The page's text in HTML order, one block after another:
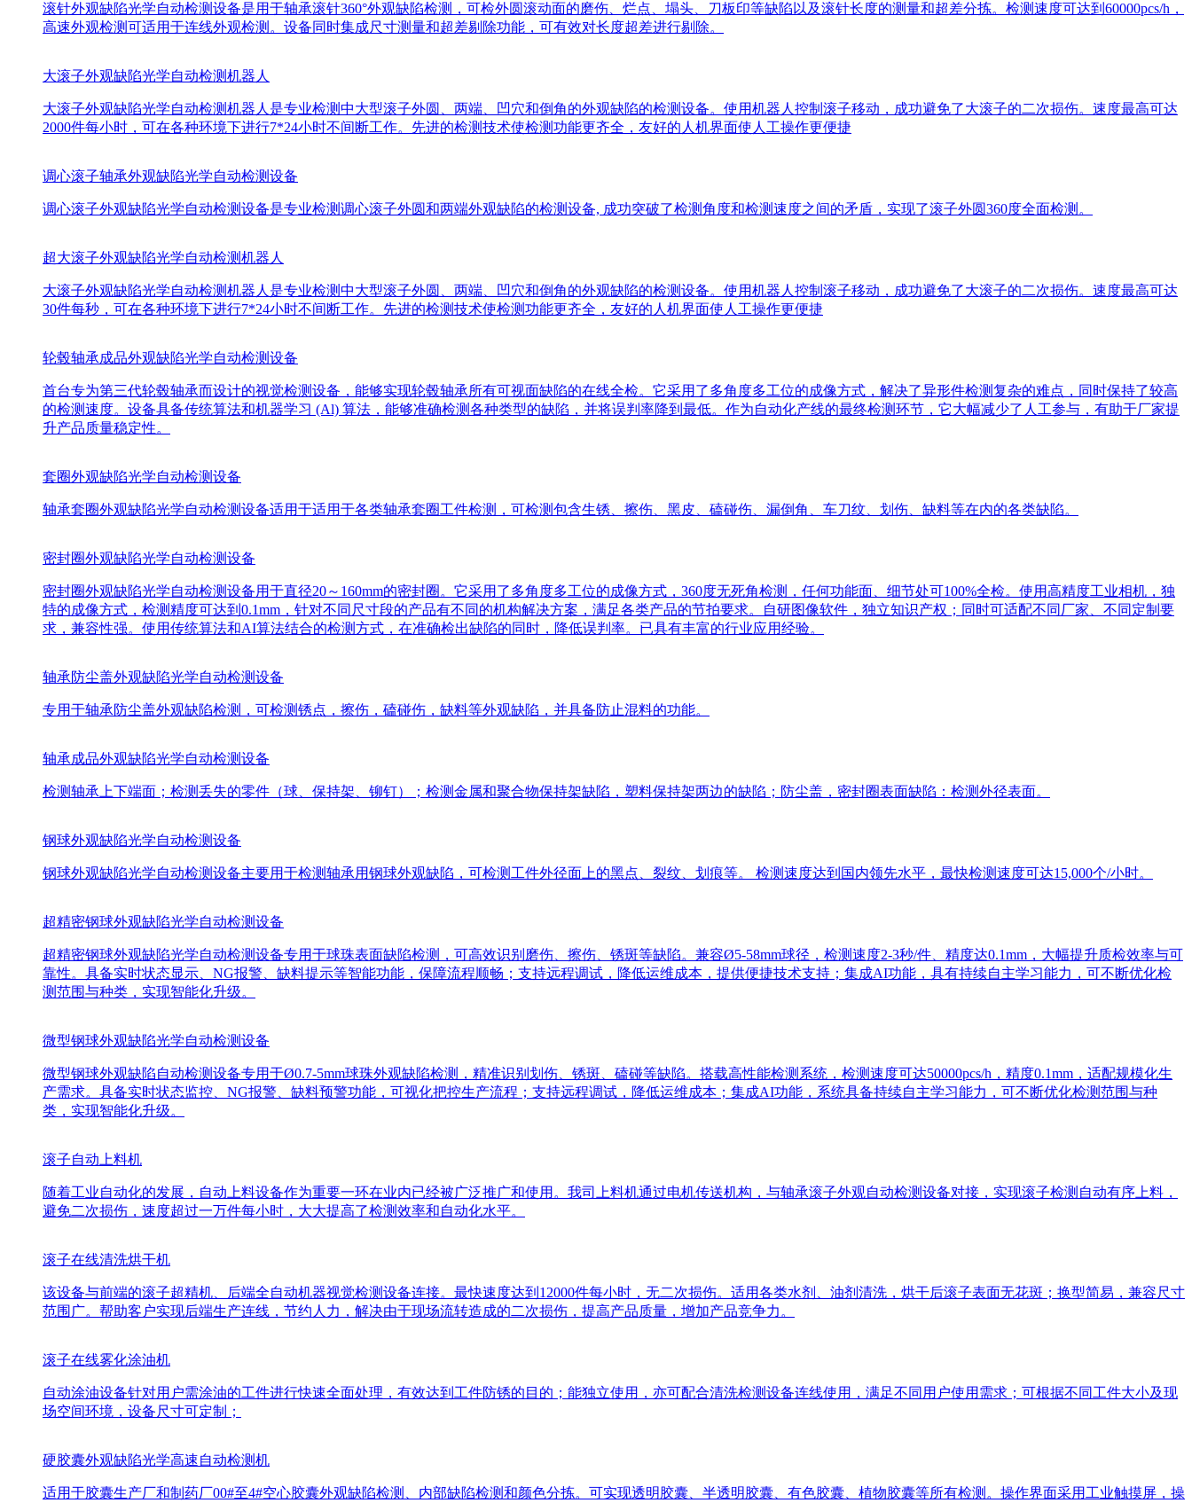
滚针外观缺陷光学自动检测设备是用于轴承滚针360°外观缺陷检测，可检外圆滚动面的磨伤、烂点、塌头、刀板印等缺陷以及滚针长度的测量和超差分拣。检测速度可达到60000pcs/h，
高速外观检测可适用于连线外观检测。设备同时集成尺寸测量和超差剔除功能，可有效对长度超差进行剔除。
大滚子外观缺陷光学自动检测机器人
大滚子外观缺陷光学自动检测机器人是专业检测中大型滚子外圆、两端、凹穴和倒角的外观缺陷的检测设备。使用机器人控制滚子移动，成功避免了大滚子的二次损伤。速度最高可达
2000件每小时，可在各种环境下进行7*24小时不间断工作。先进的检测技术使检测功能更齐全，友好的人机界面使人工操作更便捷
调心滚子轴承外观缺陷光学自动检测设备
调心滚子外观缺陷光学自动检测设备是专业检测调心滚子外圆和两端外观缺陷的检测设备, 成功突破了检测角度和检测速度之间的矛盾，实现了滚子外圆360度全面检测。
超大滚子外观缺陷光学自动检测机器人
大滚子外观缺陷光学自动检测机器人是专业检测中大型滚子外圆、两端、凹穴和倒角的外观缺陷的检测设备。使用机器人控制滚子移动，成功避免了大滚子的二次损伤。速度最高可达
30件每秒，可在各种环境下进行7*24小时不间断工作。先进的检测技术使检测功能更齐全，友好的人机界面使人工操作更便捷
轮毂轴承成品外观缺陷光学自动检测设备
首台专为第三代轮毂轴承而设计的视觉检测设备，能够实现轮毂轴承所有可视面缺陷的在线全检。它采用了多角度多工位的成像方式，解决了异形件检测复杂的难点，同时保持了较高
的检测速度。设备具备传统算法和机器学习 (Al) 算法，能够准确检测各种类型的缺陷，并将误判率降到最低。作为自动化产线的最终检测环节，它大幅减少了人工参与，有助于厂家提
升产品质量稳定性。
套圈外观缺陷光学自动检测设备
轴承套圈外观缺陷光学自动检测设备适用于适用于各类轴承套圈工件检测，可检测包含生锈、擦伤、黑皮、磕碰伤、漏倒角、车刀纹、划伤、缺料等在内的各类缺陷。
密封圈外观缺陷光学自动检测设备
密封圈外观缺陷光学自动检测设备用于直径20～160mm的密封圈。它采用了多角度多工位的成像方式，360度无死角检测，任何功能面、细节处可100%全检。使用高精度工业相机，独
特的成像方式，检测精度可达到0.1mm，针对不同尺寸段的产品有不同的机构解决方案，满足各类产品的节拍要求。自研图像软件，独立知识产权；同时可适配不同厂家、不同定制要
求，兼容性强。使用传统算法和AI算法结合的检测方式，在准确检出缺陷的同时，降低误判率。已具有丰富的行业应用经验。
轴承防尘盖外观缺陷光学自动检测设备
专用于轴承防尘盖外观缺陷检测，可检测锈点，擦伤，磕碰伤，缺料等外观缺陷，并具备防止混料的功能。
轴承成品外观缺陷光学自动检测设备
检测轴承上下端面；检测丢失的零件（球、保持架、铆钉）；检测金属和聚合物保持架缺陷，塑料保持架两边的缺陷；防尘盖，密封圈表面缺陷：检测外径表面。
钢球外观缺陷光学自动检测设备
钢球外观缺陷光学自动检测设备主要用于检测轴承用钢球外观缺陷，可检测工件外径面上的黑点、裂纹、划痕等。 检测速度达到国内领先水平，最快检测速度可达15,000个/小时。
超精密钢球外观缺陷光学自动检测设备
超精密钢球外观缺陷光学自动检测设备专用于球珠表面缺陷检测，可高效识别磨伤、擦伤、锈斑等缺陷。兼容Ø5-58mm球径，检测速度2-3秒/件、精度达0.1mm，大幅提升质检效率与可
靠性。具备实时状态显示、NG报警、缺料提示等智能功能，保障流程顺畅；支持远程调试，降低运维成本，提供便捷技术支持；集成AI功能，具有持续自主学习能力，可不断优化检
测范围与种类，实现智能化升级。
微型钢球外观缺陷光学自动检测设备
微型钢球外观缺陷自动检测设备专用于Ø0.7-5mm球珠外观缺陷检测，精准识别划伤、锈斑、磕碰等缺陷。搭载高性能检测系统，检测速度可达50000pcs/h，精度0.1mm，适配规模化生
产需求。具备实时状态监控、NG报警、缺料预警功能，可视化把控生产流程；支持远程调试，降低运维成本；集成AI功能，系统具备持续自主学习能力，可不断优化检测范围与种
类，实现智能化升级。
滚子自动上料机
随着工业自动化的发展，自动上料设备作为重要一环在业内已经被广泛推广和使用。我司上料机通过电机传送机构，与轴承滚子外观自动检测设备对接，实现滚子检测自动有序上料，
避免二次损伤，速度超过一万件每小时，大大提高了检测效率和自动化水平。
滚子在线清洗烘干机
该设备与前端的滚子超精机、后端全自动机器视觉检测设备连接。最快速度达到12000件每小时，无二次损伤。适用各类水剂、油剂清洗，烘干后滚子表面无花斑；换型简易，兼容尺寸
范围广。帮助客户实现后端生产连线，节约人力，解决由于现场流转造成的二次损伤，提高产品质量，增加产品竞争力。
滚子在线雾化涂油机
自动涂油设备针对用户需涂油的工件进行快速全面处理，有效达到工件防锈的目的；能独立使用，亦可配合清洗检测设备连线使用，满足不同用户使用需求；可根据不同工件大小及现
场空间环境，设备尺寸可定制；
硬胶囊外观缺陷光学高速自动检测机
适用于胶囊生产厂和制药厂00#至4#空心胶囊外观缺陷检测、内部缺陷检测和颜色分拣。可实现透明胶囊、半透明胶囊、有色胶囊、植物胶囊等所有检测。操作界面采用工业触摸屏，操